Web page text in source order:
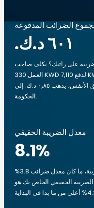
الضرائب المدفوعة
على راتبك؟ يكلف صاحب
العمل 330 KWD لدفع 7,110 KWD. بعبارة أخرى، في كل مرة تنفق فيها
مبلغاً ‏١٠ د.ك.‏من المال الذي كسبته بشق الأنفس، يذهب ‏٠٫٨٥ د.ك.‏ إلى
الحكومة.
معدل الضريبة الحقيقي
8.1%
لذلك، بدفعك أنت وصاحب العمل الضريبة، ما كان معدل ضرائب 3.8%
أن معدل الضريبة الحقيقي الخاص بك هو